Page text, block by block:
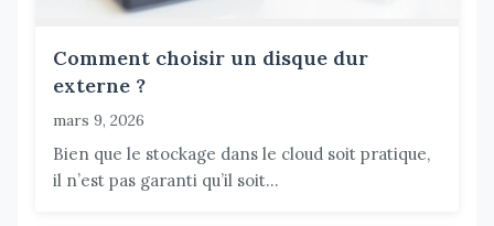
Comment choisir un disque dur
externe ?
mars 9, 2026
Bien que le stockage dans le cloud soit pratique,
il n’est pas garanti qu’il soit...